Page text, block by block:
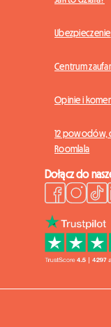
Ubezpieczenie
Centrum
Opinie i
12 powodów,
Roomlala
Dołącz do